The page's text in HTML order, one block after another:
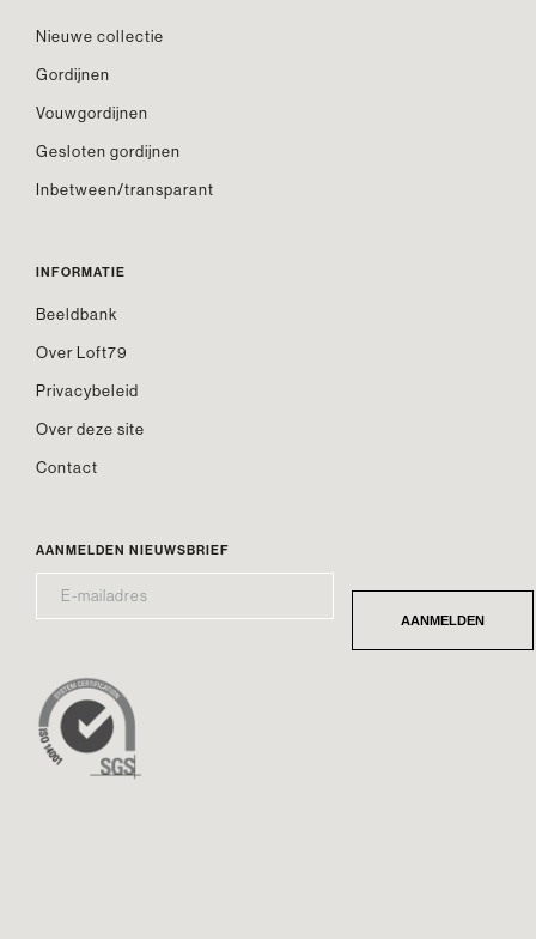
Nieuwe collectie
Gordijnen
Vouwgordijnen
Gesloten gordijnen
Inbetween/transparant
INFORMATIE
Beeldbank
Over Loft79
Privacybeleid
Over deze site
Contact
AANMELDEN NIEUWSBRIEF
MAILADRES* AANMELDEN